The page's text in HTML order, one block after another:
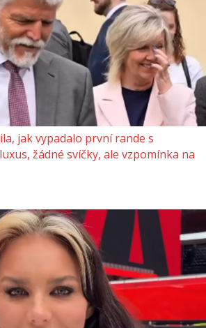
jak vypadalo první rande s
žádné svíčky, ale vzpomínka na